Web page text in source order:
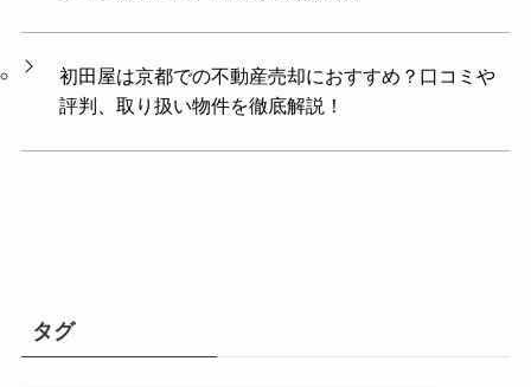
初田屋は京都での不動産売却におすすめ？口コミや
評判、取り扱い物件を徹底解説！
タグ